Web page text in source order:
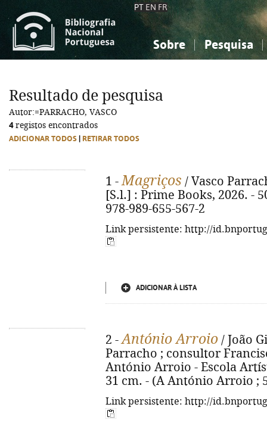
PT EN FR
Sobre Pesquisa
Ciências sociais...
Ciências sociais...
Resultado de pesquisa
Autor:=PARRACHO, VASCO
4registos encontrados
ADICIONAR TODOS RETIRAR TODOS
1 -Magriços / Vasco
[S.l.] : Prime Books, 2026. -
978-989-655-567-2
Link persistente: http://
ADICIONAR À LISTA
2 -António Arroio / João
Parracho ; consultor
António Arroio - Escola
31 cm. - (A António Arroio ;
Link persistente: http://